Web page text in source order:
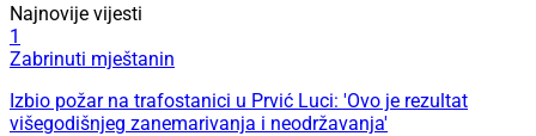
Najnovije vijesti
1
Zabrinuti mještanin
Izbio požar na trafostanici u Prvić Luci: 'Ovo je rezultat
višegodišnjeg zanemarivanja i neodržavanja'